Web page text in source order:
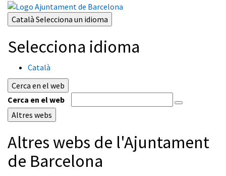
Català Selecciona un idioma
Selecciona idioma
Català
Cerca en el web
Cerca en el web
Altres webs
Altres webs de l'Ajuntament
de Barcelona